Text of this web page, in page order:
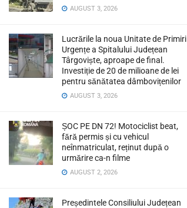
AUGUST 3, 2026
Lucrările la noua Unitate de Primiri
Urgențe a Spitalului Județean
Târgoviște, aproape de final.
Investiție de 20 de milioane de lei
pentru sănătatea dâmbovițenilor
AUGUST 3, 2026
ȘOC PE DN 72! Motociclist beat,
fără permis și cu vehicul
neînmatriculat, reținut după o
urmărire ca-n filme
AUGUST 2, 2026
Președintele Consiliului Județean